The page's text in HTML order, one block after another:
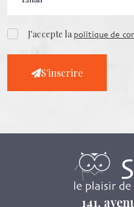
J'accepte lapolitique de
S'inscrire
141,